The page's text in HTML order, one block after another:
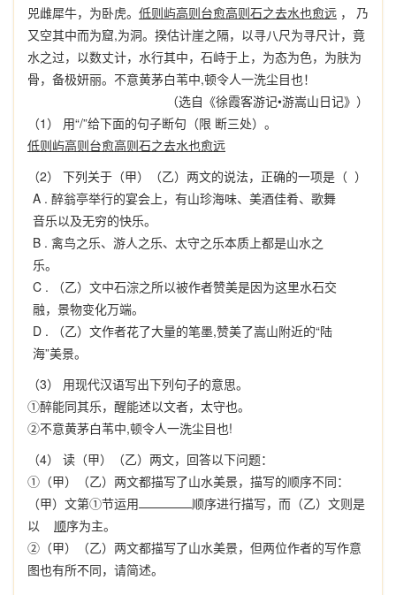
兕雌犀牛，为卧虎。 低则屿高则台愈高则石之去水也愈远 ， 乃
又空其中而为窟,为洞。揆估计崖之隔，以寻八尺为寻尺计，竟
水之过，以数丈计，水行其中，石峙于上，为态为色，为肤为
骨，备极妍丽。不意黄茅白苇中,顿令人一洗尘目也！
（选自《徐霞客游记•游嵩山日记》）
（1） 用“/”给下面的句子断句（限 断三处）。
低则屿高则台愈高则石之去水也愈远
（2） 下列关于（甲）（乙）两文的说法，正确的一项是（ ）
A . 醉翁亭举行的宴会上，有山珍海味、美酒佳肴、歌舞
音乐以及无穷的快乐。
B . 禽鸟之乐、游人之乐、太守之乐本质上都是山水之
乐。
C .
（乙）文中石淙之所以被作者赞美是因为这里水石交
融，景物变化万端。
D .
（乙）文作者花了大量的笔墨,赞美了嵩山附近的“陆
海”美景。
（3） 用现代汉语写出下列句子的意思。
①醉能同其乐，醒能述以文者，太守也。
②不意黄茅白苇中,顿令人一洗尘目也!
（4） 读（甲）（乙）两文，回答以下问题：
①（甲）（乙）两文都描写了山水美景，描写的顺序不同：
（甲）文第①节运用
顺序进行描写，而（乙）文则是
以 顺序为主。
②（甲）（乙）两文都描写了山水美景，但两位作者的写作意
图也有所不同，请简述。